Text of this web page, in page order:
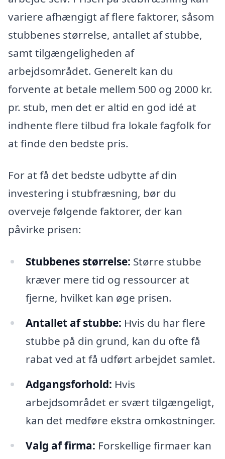
variere afhængigt af flere faktorer, såsom
stubbenes størrelse, antallet af stubbe,
samt tilgængeligheden af
arbejdsområdet. Generelt kan du
forvente at betale mellem 500 og 2000 kr.
pr. stub, men det er altid en god idé at
indhente flere tilbud fra lokale fagfolk for
at finde den bedste pris.
For at få det bedste udbytte af din
investering i stubfræsning, bør du
overveje følgende faktorer, der kan
påvirke prisen:
Stubbenes størrelse: Større stubbe
kræver mere tid og ressourcer at
fjerne, hvilket kan øge prisen.
Antallet af stubbe: Hvis du har flere
stubbe på din grund, kan du ofte få
rabat ved at få udført arbejdet samlet.
Adgangsforhold: Hvis
arbejdsområdet er svært tilgængeligt,
kan det medføre ekstra omkostninger.
Valg af firma: Forskellige firmaer kan